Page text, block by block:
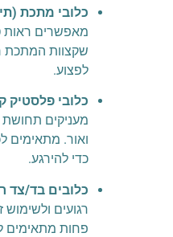
כלובי מתכת
מאפשרים ראות
שקצוות המתכת
לפצוע.
כלובי פלסטיק
מעניקים
ואור. מתאימים
כדי להירגע.
כלובים בד/צד
רגועים ולשימוש
פחות מתאימים